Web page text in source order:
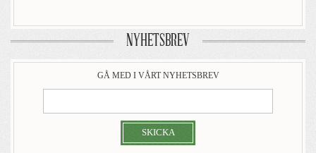
NYHETSBREV
GÅ MED I VÅRT NYHETSBREV
SKICKA